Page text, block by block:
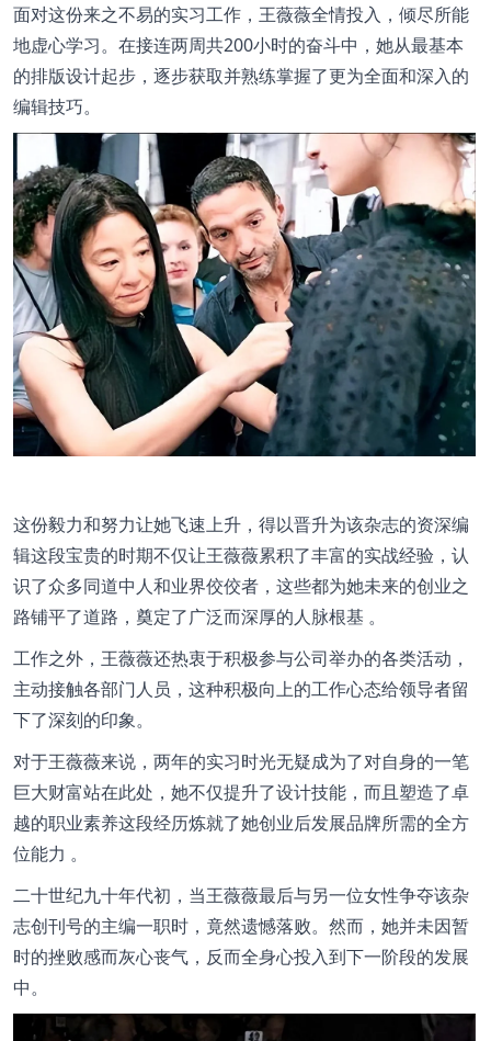
面对这份来之不易的实习工作，王薇薇全情投入，倾尽所能
地虚心学习。在接连两周共200小时的奋斗中，她从最基本
的排版设计起步，逐步获取并熟练掌握了更为全面和深入的
编辑技巧。
这份毅力和努力让她飞速上升，得以晋升为该杂志的资深编
辑这段宝贵的时期不仅让王薇薇累积了丰富的实战经验，认
识了众多同道中人和业界佼佼者，这些都为她未来的创业之
路铺平了道路，奠定了广泛而深厚的人脉根基 。
工作之外，王薇薇还热衷于积极参与公司举办的各类活动，
主动接触各部门人员，这种积极向上的工作心态给领导者留
下了深刻的印象。
对于王薇薇来说，两年的实习时光无疑成为了对自身的一笔
巨大财富站在此处，她不仅提升了设计技能，而且塑造了卓
越的职业素养这段经历炼就了她创业后发展品牌所需的全方
位能力 。
二十世纪九十年代初，当王薇薇最后与另一位女性争夺该杂
志创刊号的主编一职时，竟然遗憾落败。然而，她并未因暂
时的挫败感而灰心丧气，反而全身心投入到下一阶段的发展
中。